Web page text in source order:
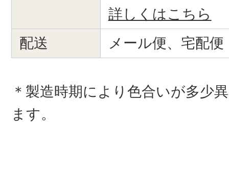
詳しくはこちら
配送
メール便、宅配便
＊製造時期により色合いが多少
ます。